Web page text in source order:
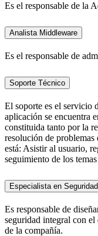
Es el responsable de la
Analista Middleware
Es el responsable de
Soporte Técnico
El soporte es el servicio
aplicación se encuentra
constituida tanto por la
resolución de problemas
está: Asistir al usuario,
seguimiento de los
Especialista en
Es responsable de
seguridad integral con
de la compañía.